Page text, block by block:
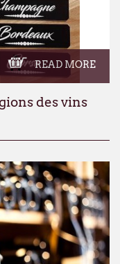
READ MORE
des vins